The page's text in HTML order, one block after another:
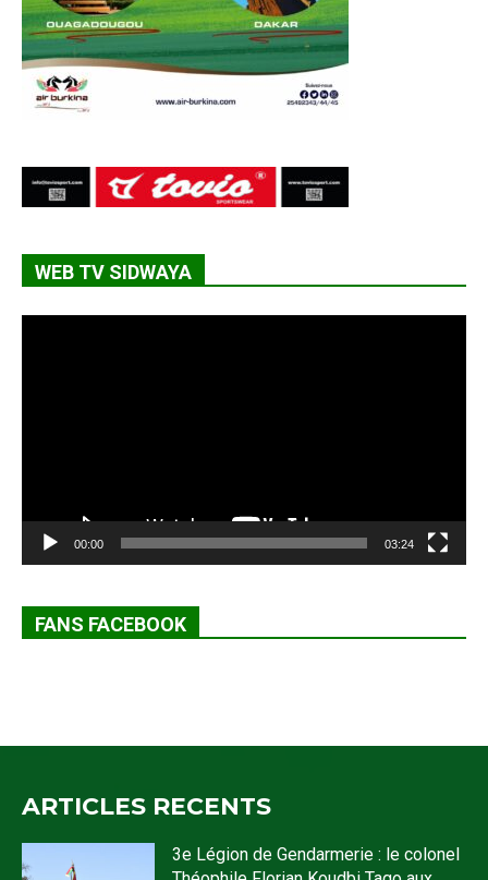
WEB TV SIDWAYA
00:00 03:24
FANS FACEBOOK
ARTICLES RECENTS
3e Légion de Gendarmerie : le colonel